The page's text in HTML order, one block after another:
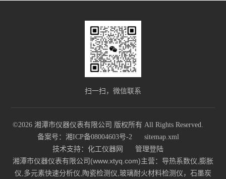
扫一扫，微信联系
©2026 湘潭市仪器仪表有限公司 版权所有 All Rights Reserved.
备案号：湘ICP备08004603号-2
sitemap.xml
技术支持： 化工仪器网 管理登陆
湘潭市仪器仪表有限公司(www.xtyq.com)主营：导热系数仪,膨胀
仪,多元素快速分析仪,陶瓷检测仪,玻璃耐火材料检测仪，石墨炭